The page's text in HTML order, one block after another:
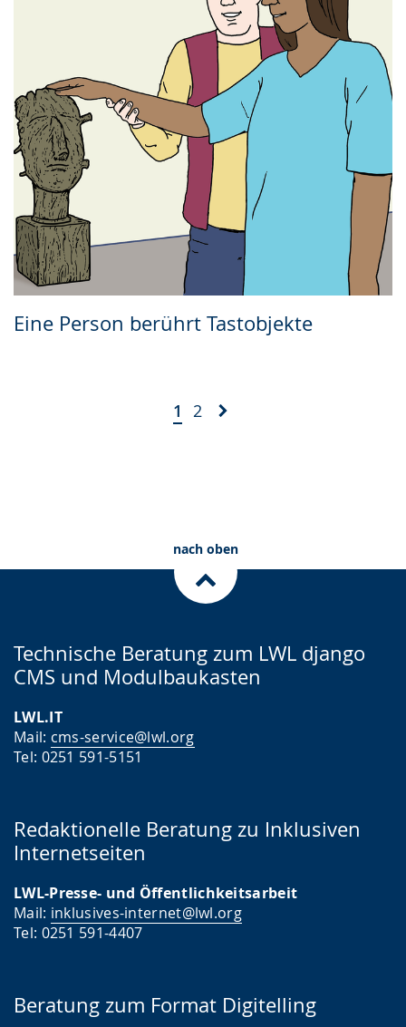
Eine Person berührt Tastobjekte
1 2
nach oben
Technische Beratung zum LWL django
CMS und Modulbaukasten
LWL.IT
Mail: cms-service@lwl.org
Tel: 0251 591-5151
Redaktionelle Beratung zu Inklusiven
Internetseiten
LWL-Presse- und Öffentlichkeitsarbeit
Mail: inklusives-internet@lwl.org
Tel: 0251 591-4407
Beratung zum Format Digitelling